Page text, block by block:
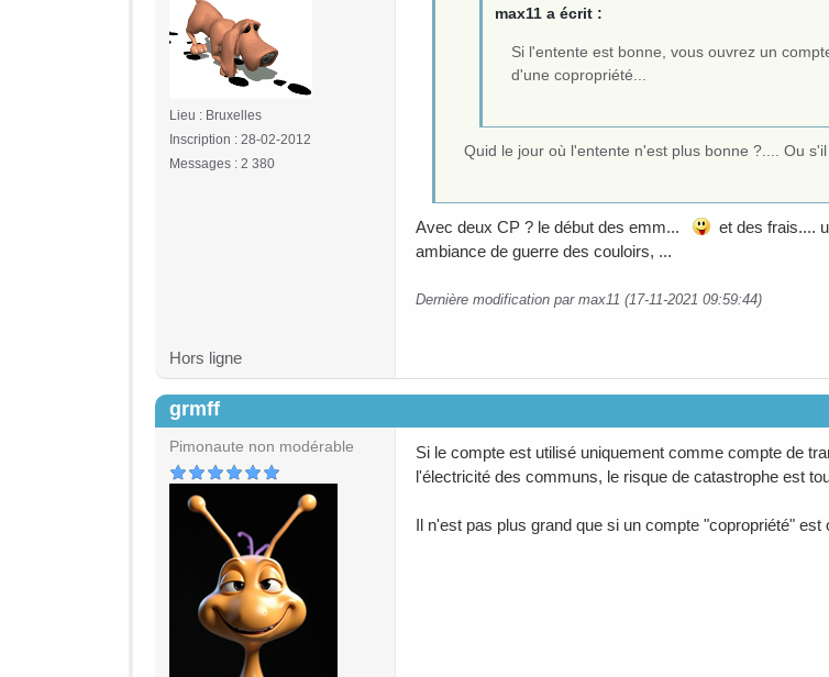
Lieu : Bruxelles
Inscription : 28-02-2012
Messages : 2 380
max11 a écrit :
Si l'entente est bonne, vous ouvrez un
d'une copropriété...
Quid le jour où l'entente n'est plus bonne ?.... Ou
Avec deux CP ? le début des emm...
et des frais....
ambiance de guerre des couloirs, ...
Dernière modification par max11 (17-11-2021 09:59:44)
Hors ligne
grmff
Pimonaute non modérable
Si le compte est utilisé uniquement comme compte de
l'électricité des communs, le risque de catastrophe est
Il n'est pas plus grand que si un compte "copropriété"